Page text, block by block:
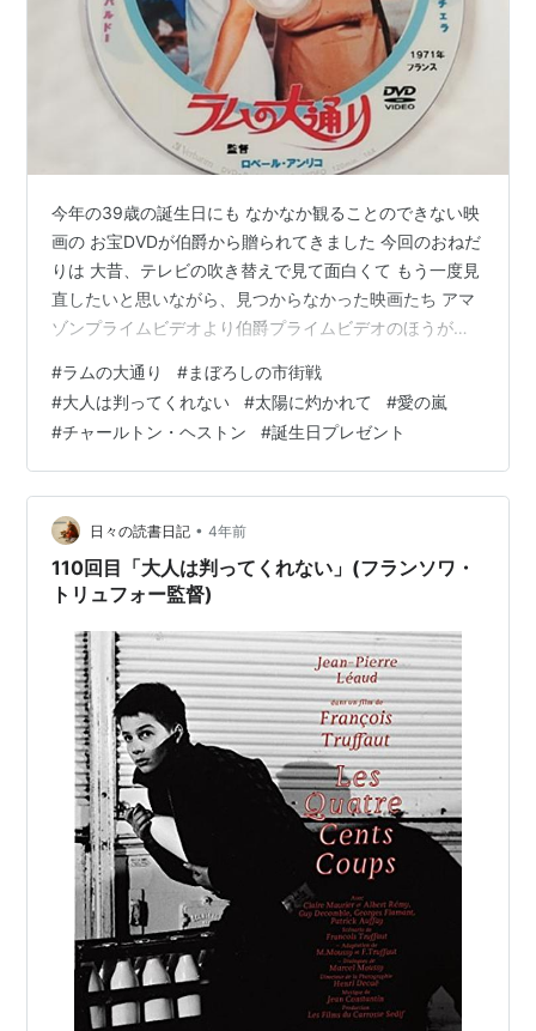
今年の39歳の誕生日にも なかなか観ることのできない映
画の お宝DVDが伯爵から贈られてきました 今回のおねだ
りは 大昔、テレビの吹き替えで見て面白くて もう一度見
直したいと思いながら、見つからなかった映画たち アマ
ゾンプライムビデオより伯爵プライムビデオのほうが
て、嬉しい限り！ BBとリノ・ヴァンチェラのツーショッ
トというだけでゴキゲン 「ラムの大通り」 世界中の映画
ファンから、カルト的人気のある 「まぼろしの市街戦」
トリュフォーの代表作であり、ヌーヴェルヴァーグの代
表作 「大人は判ってくれない」 カンヌ映画祭グランプ
リ、アカデミー賞外…
#ラムの大通り #まぼろしの市街戦
#大人は判ってくれない #太陽に灼かれて #愛の嵐
#チャールトン・ヘストン #誕生日プレゼント
日々の読書日記 • 4年前
110回目「大人は判ってくれない」(フランソワ・
トリュフォー監督)